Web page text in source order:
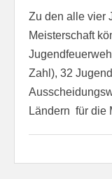
Zu den alle vier
Meisterschaft
Zahl), 32
Ländern für die